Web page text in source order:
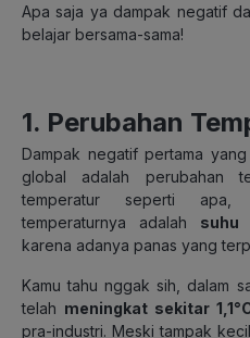
Apa saja ya dampak negatif
belajar bersama-sama!
1. Perubahan
Dampak negatif pertama
global adalah perubahan
temperatur seperti apa,
temperaturnya adalah suhu
karena adanya panas yang
Kamu tahu nggak sih, dalam
telah meningkat sekitar
pra-industri. Meski tampak